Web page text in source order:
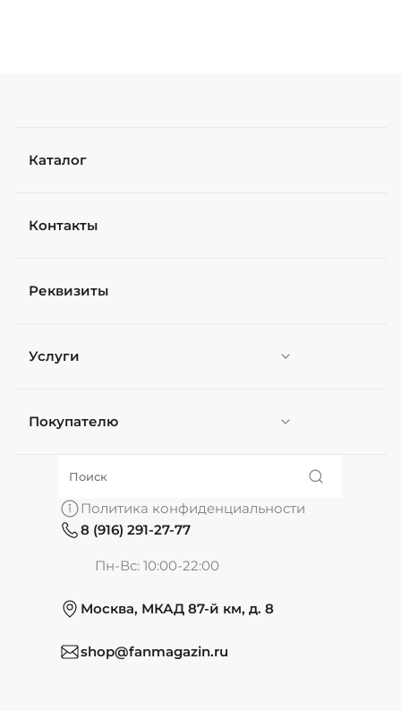
Каталог
Контакты
Реквизиты
Услуги
Персонификация
Покупателю
О нас
Обмен и возврат
Политика конфиденциальности
8 (916) 291-27-77
Пн-Вс: 10:00-22:00
Москва, МКАД 87-й км, д. 8
shop@fanmagazin.ru